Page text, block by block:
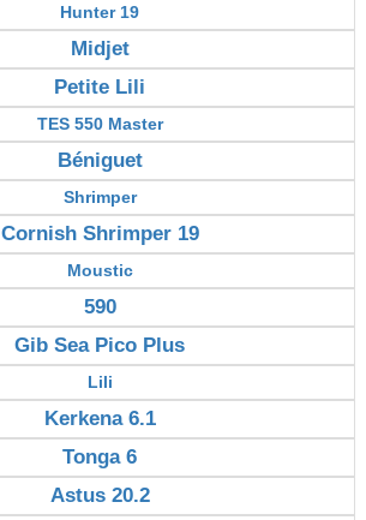
Hunter 19
Midjet
Petite Lili
TES 550 Master
Béniguet
Shrimper
Cornish Shrimper 19
Moustic
590
Gib Sea Pico Plus
Lili
Kerkena 6.1
Tonga 6
Astus 20.2